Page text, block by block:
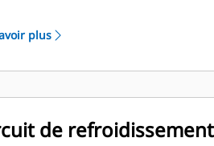
de carburant avec un
poids minimal
plus
de refroidissement